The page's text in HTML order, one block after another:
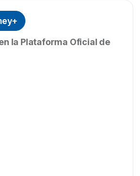
, que ejerce como miembro del
de Seabrook. Una chica que
por el protagonista zombie,
novio de Meg Donnelly desde
es actor, lo que les ha
una bonita historia de amor que
sociales.
la Plataforma Oficial de